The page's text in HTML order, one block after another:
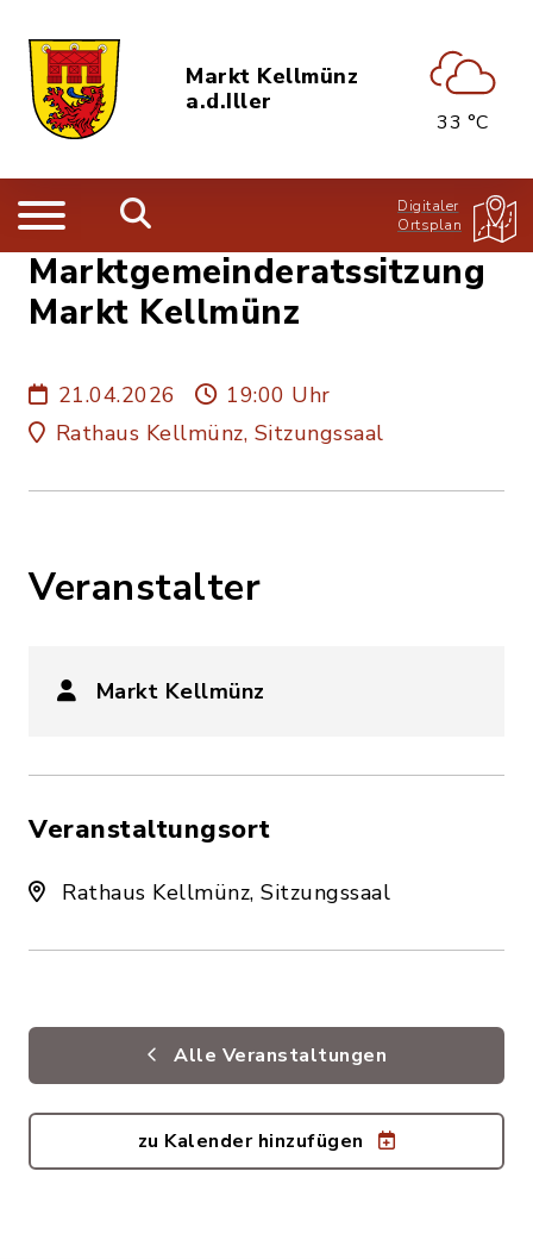
Markt Kellmünz
a.d.Iller
33 °C
Digitaler
Ortsplan
Marktgemeinderatssitzung
Markt Kellmünz
21.04.2026
19:00 Uhr
Rathaus Kellmünz, Sitzungssaal
Veranstalter
Markt Kellmünz
Veranstaltungsort
Rathaus Kellmünz, Sitzungssaal
Alle Veranstaltungen
zu Kalender hinzufügen